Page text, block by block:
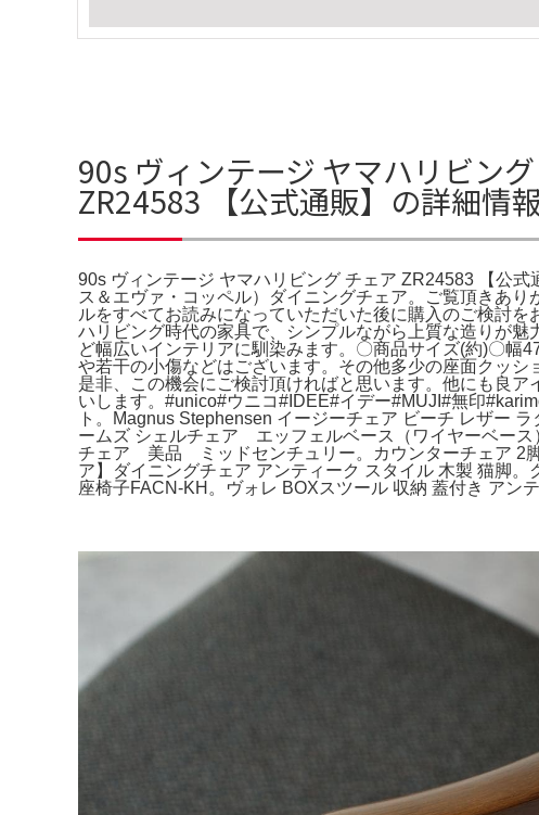
90s ヴィンテージ ヤマハリビン
ZR24583 【公式通販】の詳細情報
90s ヴィンテージ ヤマハリビング チェア ZR24583 【公
ス＆エヴァ・コッペル）ダイニングチェア。ご覧頂きあ
ルをすべてお読みになっていただいた後に購入のご検討
ハリビング時代の家具で、シンプルながら上質な造りが
ど幅広いインテリアに馴染みます。〇商品サイズ(約)〇幅
や若干の小傷などはございます。その他多少の座面クッ
是非、この機会にご検討頂ければと思います。他にも良
いします。#unico#ウニコ#IDEE#イデー#MUJI#無印
ト。Magnus Stephensen イージーチェア ビーチ レザー
ームズ シェルチェア エッフェルベース（ワイヤーベー
チェア 美品 ミッドセンチュリー。カウンターチェア 2
ア】ダイニングチェア アンティーク スタイル 木製 猫脚
座椅子FACN-KH。ヴォレ BOXスツール 収納 蓋付き アン